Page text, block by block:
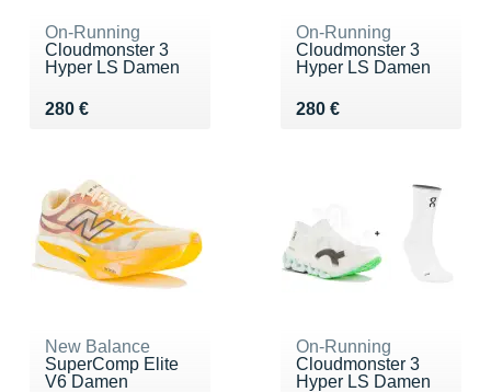
On-Running
Cloudmonster 3
Hyper LS Damen
280 €
Vendu 280 €
On-Running
Cloudmonster 3
Hyper LS Damen
280 €
Vendu 280 €
New Balance
SuperComp Elite
V6 Damen
On-Running
Cloudmonster 3
Hyper LS Damen